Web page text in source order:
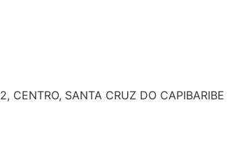
CENTRO, SANTA CRUZ DO CAPIBARIBE